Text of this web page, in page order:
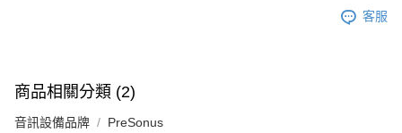
客服
商品相關分類 (2)
音訊設備品牌 PreSonus